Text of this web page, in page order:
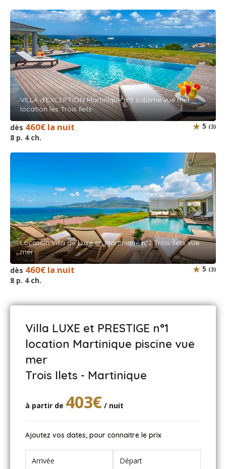
VILLA d'EXCEPTION Martinique n°3 sublime vue mer
location les Trois Ilets
dès 460€ la nuit
8 p. 4 ch.
5 (3)
Location Villa de Luxe en Martinique n°2 Trois-Îlets vue
mer
dès 460€ la nuit
8 p. 4 ch.
5 (3)
Villa LUXE et PRESTIGE n°1
location Martinique piscine vue
mer
Trois Ilets - Martinique
à partir de 403€ / nuit
Ajoutez vos dates, pour connaitre le prix